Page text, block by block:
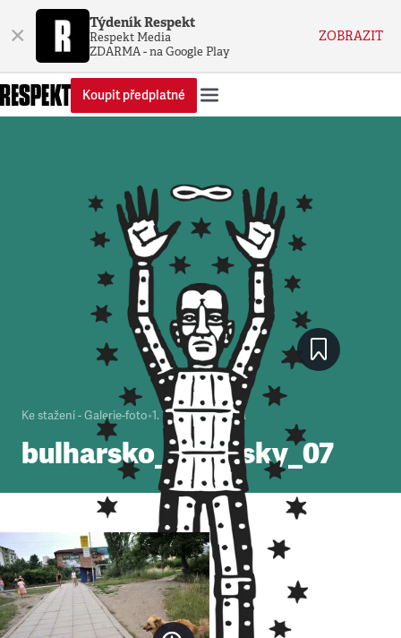
× Týdeník Respekt
Respekt Media
ZDARMA - na Google Play
ZOBRAZIT
Koupit předplatné
Ke stažení - Galerie-foto•1. 1. 2000•1minuta
bulharsko_stransky_07